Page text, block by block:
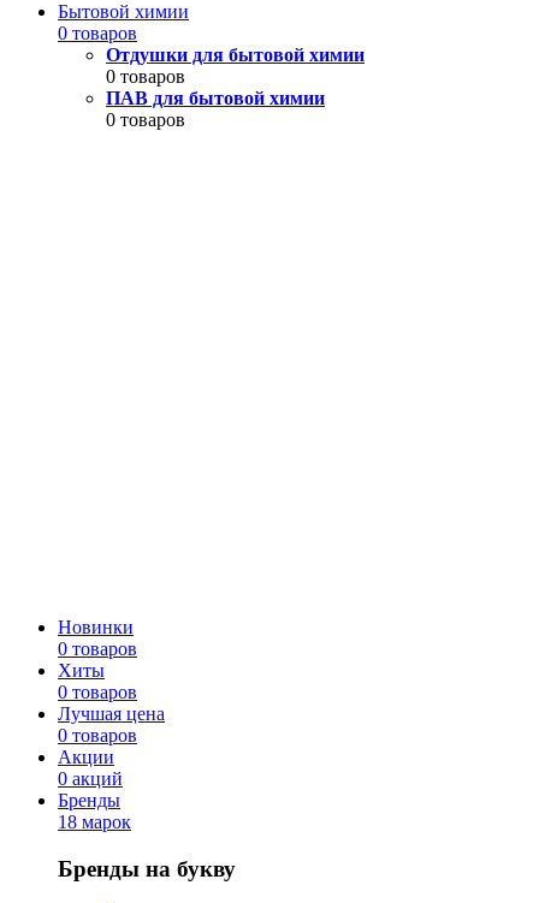
Бытовой химии
0 товаров
Отдушки для бытовой химии
0 товаров
ПАВ для бытовой химии
0 товаров
Новинки
0 товаров
Хиты
0 товаров
Лучшая цена
0 товаров
Акции
0 акций
Бренды
18 марок
Бренды на букву